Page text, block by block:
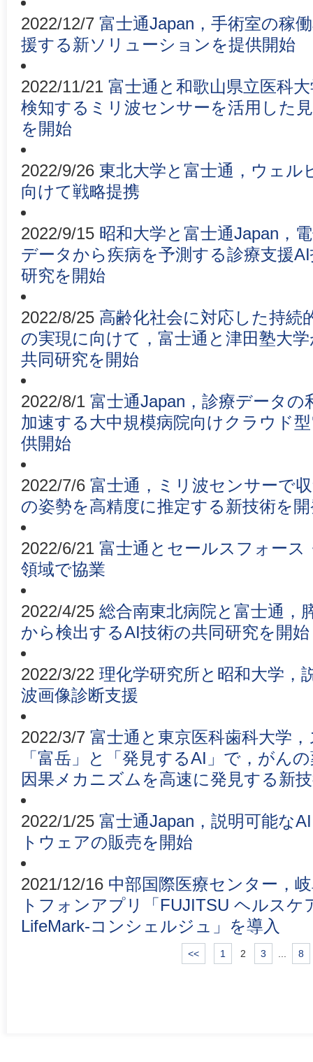
2022/12/7 富士通Japan，手術室の稼
援する新ソリューションを提供開始
2022/11/21 富士通と和歌山県立医科
検知するミリ波センサーを活用した
を開始
2022/9/26 東北大学と富士通，ウェル
向けて戦略提携
2022/9/15 昭和大学と富士通Japan，
データから疾病を予測する診療支援
研究を開始
2022/8/25 高齢化社会に対応した持続
の実現に向けて，富士通と津田塾大
共同研究を開始
2022/8/1 富士通Japan，診療データ
加速する大中規模病院向けクラウド
供開始
2022/7/6 富士通，ミリ波センサーで
の姿勢を高精度に推定する新技術を
2022/6/21 富士通とセールスフォー
領域で協業
2022/4/25 総合南東北病院と富士通，
から検出するAI技術の共同研究を開始
2022/3/22 理化学研究所と昭和大学，
波画像診断支援
2022/3/7 富士通と東京医科歯科大学
「富岳」と「発見するAI」で，がん
因果メカニズムを高速に発見する新
2022/1/25 富士通Japan，説明可能な
トウェアの販売を開始
2021/12/16 中部国際医療センター，
トフォンアプリ「FUJITSU ヘルス
LifeMark-コンシェルジュ」を導入
<< 1 2 3 8